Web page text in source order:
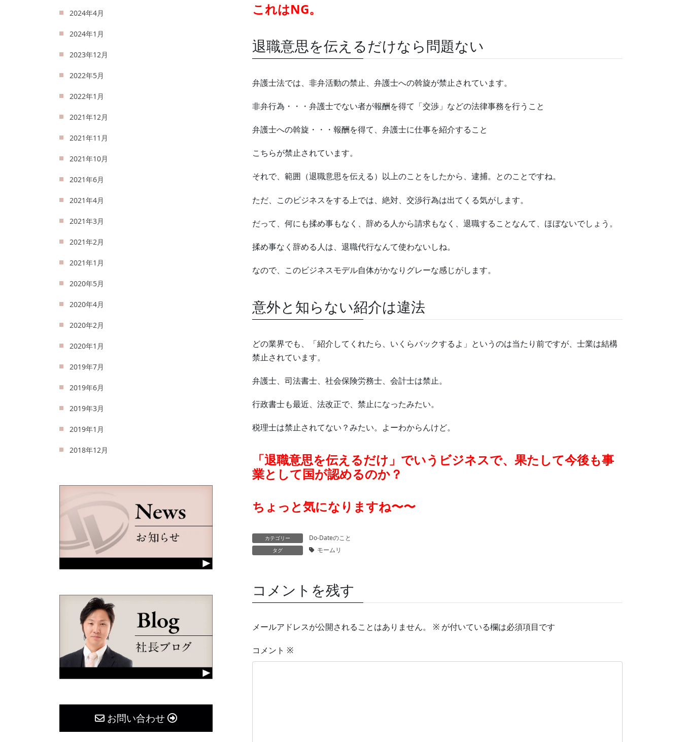
これはNG。
退職意思を伝えるだけなら問題ない
弁護士法では、非弁活動の禁止、弁護士への斡旋が禁止されています。
非弁行為・・・弁護士でない者が報酬を得て「交渉」などの法律事務を行うこと
弁護士への斡旋・・・報酬を得て、弁護士に仕事を紹介すること
こちらが禁止されています。
それで、範囲（退職意思を伝える）以上のことをしたから、逮捕。とのことですね。
ただ、このビジネスをする上では、絶対、交渉行為は出てくる気がします。
だって、何にも揉め事もなく、辞める人から請求もなく、退職することなんて、ほぼないでしょう。
揉め事なく辞める人は、退職代行なんて使わないしね。
なので、このビジネスモデル自体がかなりグレーな感じがします。
意外と知らない紹介は違法
どの業界でも、「紹介してくれたら、いくらバックするよ」というのは当たり前ですが、士業は結構
禁止されています。
弁護士、司法書士、社会保険労務士、会計士は禁止。
行政書士も最近、法改正で、禁止になったみたい。
税理士は禁止されてない？みたい。よーわからんけど。
「退職意思を伝えるだけ」でいうビジネスで、果たして今後も事
業として国が認めるのか？
ちょっと気になりますね〜〜
カテゴリー Do-Dateのこと
タグ モームリ
コメントを残す
メールアドレスが公開されることはありません。 ※ が付いている欄は必須項目です
コメント ※
2024年4月
2024年1月
2023年12月
2022年5月
2022年1月
2021年12月
2021年11月
2021年10月
2021年6月
2021年4月
2021年3月
2021年2月
2021年1月
2020年5月
2020年4月
2020年2月
2020年1月
2019年7月
2019年6月
2019年3月
2019年1月
2018年12月
お問い合わせ